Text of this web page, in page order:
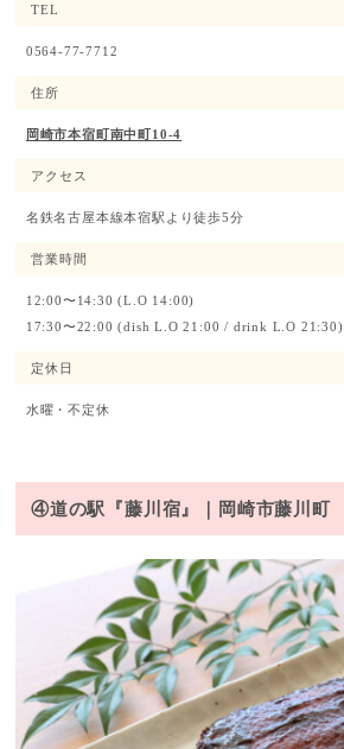
TEL
0564-77-7712
住所
岡崎市本宿町南中町10-4
アクセス
名鉄名古屋本線本宿駅より徒歩5分
営業時間
12:00〜14:30 (L.O 14:00)
17:30〜22:00 (dish L.O 21:00 / drink L.O 21:30)
定休日
水曜・不定休
④道の駅『藤川宿』｜岡崎市藤川町